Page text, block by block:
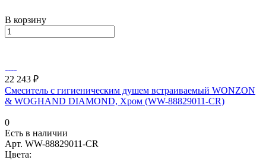
В корзину
22 243 ₽
Смеситель с гигиеническим душем встраиваемый WONZON
& WOGHAND DIAMOND, Хром (WW-88829011-CR)
0
Есть в наличии
Арт. WW-88829011-CR
Цвета: